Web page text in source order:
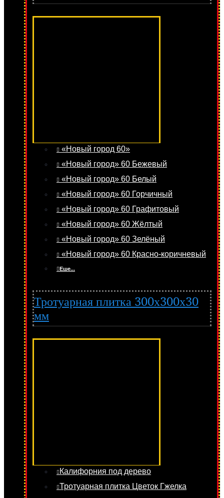
«Новый город 60»
«Новый город» 60 Бежевый
«Новый город» 60 Белый
«Новый город» 60 Горчичный
«Новый город» 60 Графитовый
«Новый город» 60 Жёлтый
«Новый город» 60 Зелёный
«Новый город» 60 Красно-коричневый
Еше...
Тротуарная плитка 300х300х30
мм
Калифорния под дерево
Тротуарная плитка Цветок Гжелка